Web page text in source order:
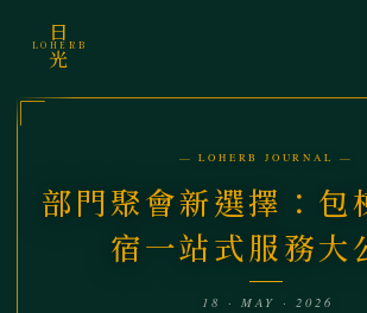
日
LOHERB
光
— LOHERB JOURNAL —
部門聚會新選擇：包
宿一站式服務大
18 · MAY · 2026